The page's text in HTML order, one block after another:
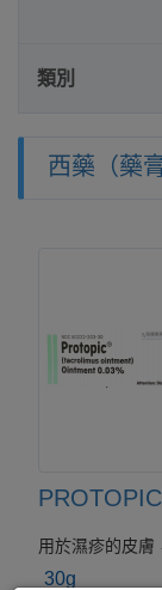
類別
西藥（藥
用於濕疹的皮膚
30g